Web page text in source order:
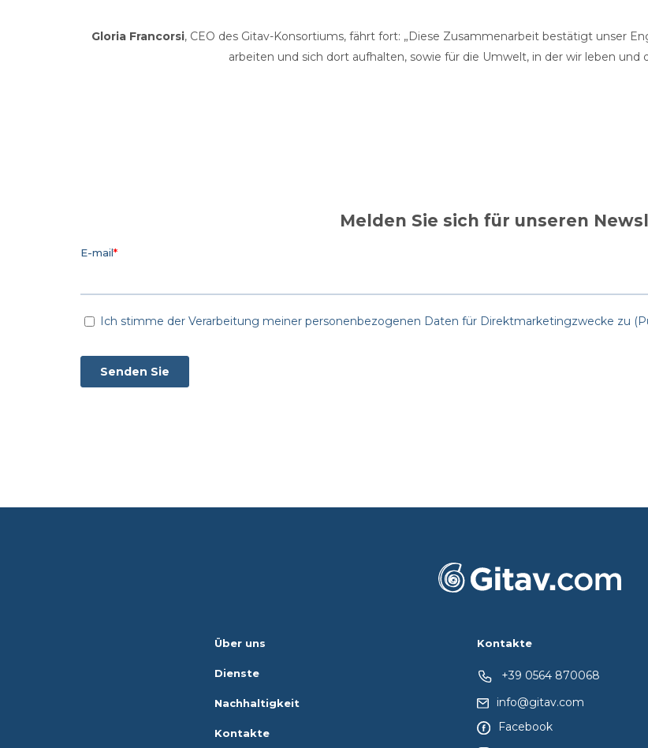
Gloria Francorsi, CEO des Gitav-Konsortiums, fährt fort: „Diese Zusammenarbeit bestätigt unser
arbeiten und sich dort aufhalten, sowie für die Umwelt, in der wir leben und
Melden Sie sich für unseren
Über uns
Dienste
Nachhaltigkeit
Kontakte
Kontakte
+39 0564 870068
info@gitav.com
Facebook